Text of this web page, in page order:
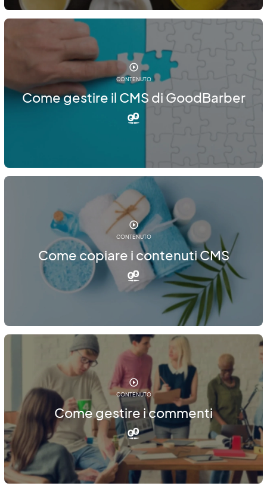
CONTENUTO
Come gestire il CMS di GoodBarber
CONTENUTO
Come copiare i contenuti CMS
CONTENUTO
Come gestire i commenti